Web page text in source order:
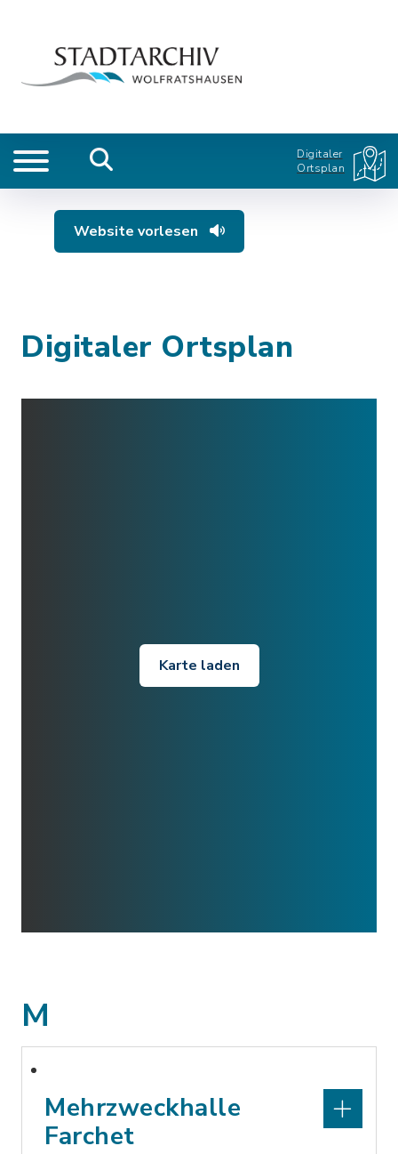
Digitaler
Ortsplan
Website vorlesen
Digitaler Ortsplan
Karte laden
M
Mehrzweckhalle
Farchet